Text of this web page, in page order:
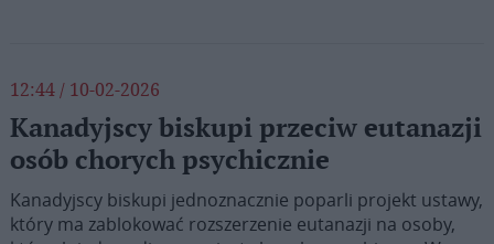
12:44 / 10-02-2026
Kanadyjscy biskupi przeciw eutanazji
osób chorych psychicznie
Kanadyjscy biskupi jednoznacznie poparli projekt ustawy,
który ma zablokować rozszerzenie eutanazji na osoby,